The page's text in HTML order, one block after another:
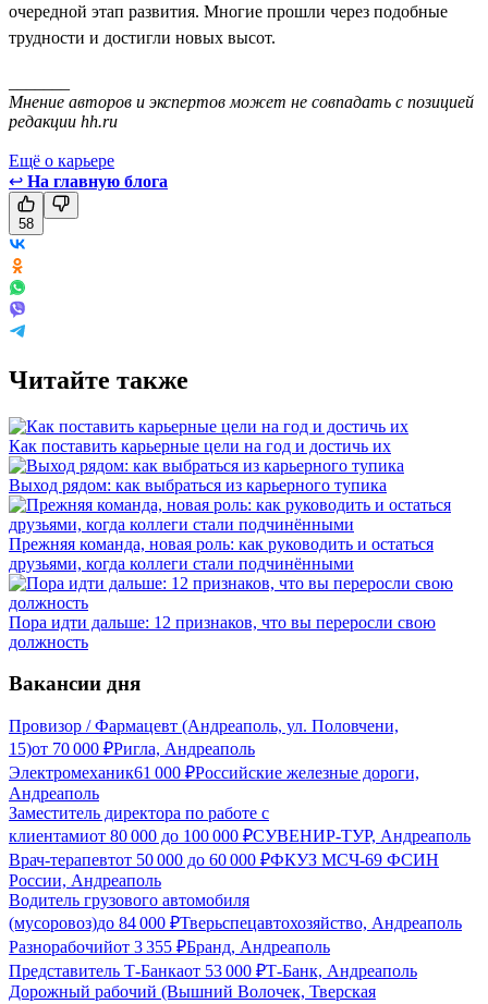
очередной этап развития. Многие прошли через подобные
трудности и достигли новых высот.
Мнение авторов и экспертов может не совпадать с позицией
редакции hh.ru
Ещё о карьере
↩ На главную блога
58
Читайте также
Как поставить карьерные цели на год и достичь их
Выход рядом: как выбраться из карьерного тупика
Прежняя команда, новая роль: как руководить и остаться
друзьями, когда коллеги стали подчинёнными
Пора идти дальше: 12 признаков, что вы переросли свою
должность
Вакансии дня
Провизор / Фармацевт (Андреаполь, ул. Половчени,
15)от 70 000 ₽Ригла, Андреаполь
Электромеханик61 000 ₽Российские железные дороги,
Андреаполь
Заместитель директора по работе с
клиентамиот 80 000 до 100 000 ₽СУВЕНИР-ТУР, Андреаполь
Врач-терапевтот 50 000 до 60 000 ₽ФКУЗ МСЧ-69 ФСИН
России, Андреаполь
Водитель грузового автомобиля
(мусоровоз)до 84 000 ₽Тверьспецавтохозяйство, Андреаполь
Разнорабочийот 3 355 ₽Бранд, Андреаполь
Представитель Т-Банкаот 53 000 ₽Т-Банк, Андреаполь
Дорожный рабочий (Вышний Волочек, Тверская